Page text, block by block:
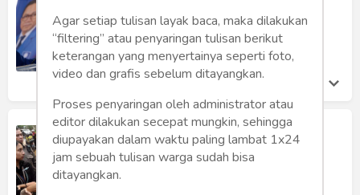
"Telan Ludah Sendiri"?
Dzulfikar
Jumat 26 Apr, 2019
Pada Akhirnya Gerindra Akan
Ditinggal Sendirian
Tuhombowo Wau
Sabtu 2 Mar, 2019
Agar setiap tulisan layak baca, maka dilakukan
“filtering” atau penyaringan tulisan berikut
keterangan yang menyertainya seperti foto,
video dan grafis sebelum ditayangkan.
Proses penyaringan oleh administrator atau
editor dilakukan secepat mungkin, sehingga
diupayakan dalam waktu paling lambat 1x24
jam sebuah tulisan warga sudah bisa
ditayangkan.